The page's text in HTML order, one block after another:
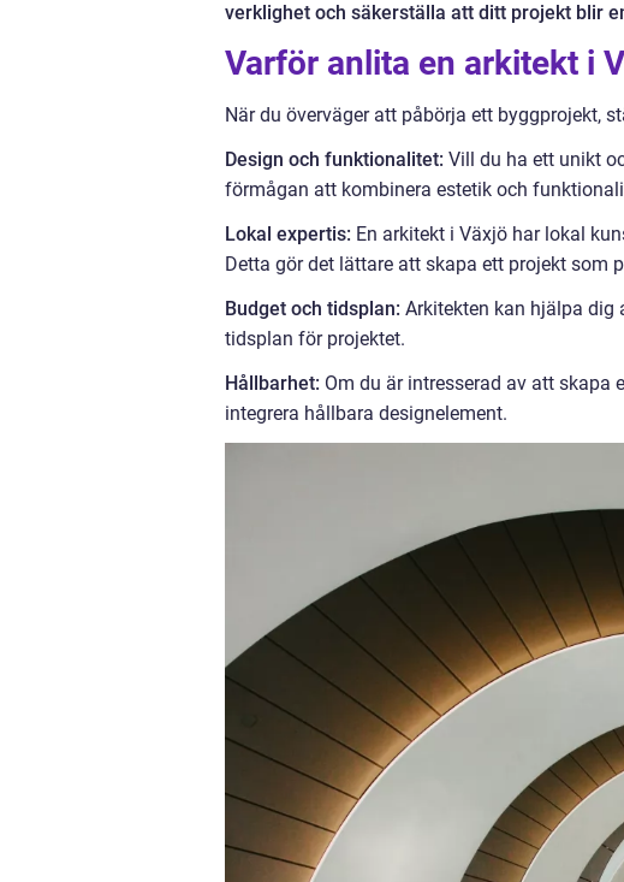
verklighet och säkerställa att ditt projekt blir
Varför anlita en arkitekt i
När du överväger att påbörja ett byggprojekt,
Design och funktionalitet: Vill du ha ett unikt
förmågan att kombinera estetik och
Lokal expertis: En arkitekt i Växjö har lokal
Detta gör det lättare att skapa ett projekt som
Budget och tidsplan: Arkitekten kan hjälpa
tidsplan för projektet.
Hållbarhet: Om du är intresserad av att
integrera hållbara designelement.